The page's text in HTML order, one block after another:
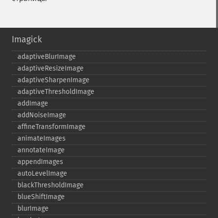
Imagick
adaptiveBlurImage
adaptiveResizeImage
adaptiveSharpenImage
adaptiveThresholdImage
addImage
addNoiseImage
affineTransformImage
animateImages
annotateImage
appendImages
autoLevelImage
blackThresholdImage
blueShiftImage
blurImage